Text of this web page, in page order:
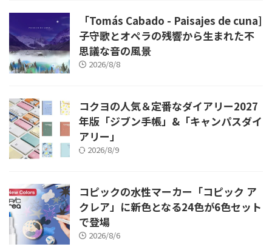
「Tomás Cabado - Paisajes de cuna]
子守歌とオペラの残響から生まれた不
思議な音の風景
2026/8/8
コクヨの人気＆定番なダイアリー2027
年版「ジブン手帳」&「キャンパスダイ
アリー」
2026/8/9
コピックの水性マーカー「コピック ア
クレア」に新色となる24色が6色セット
で登場
2026/8/6